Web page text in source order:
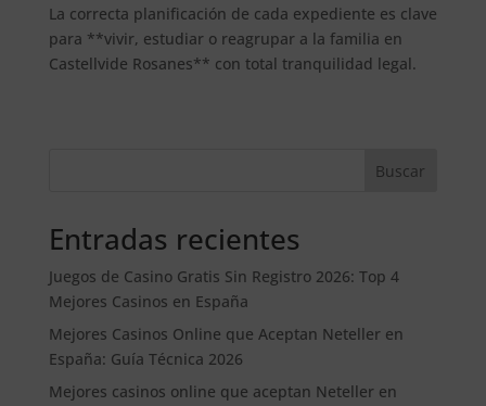
La correcta planificación de cada expediente es clave
para **vivir, estudiar o reagrupar a la familia en
Castellvide Rosanes** con total tranquilidad legal.
Buscar
Entradas recientes
Juegos de Casino Gratis Sin Registro 2026: Top 4
Mejores Casinos en España
Mejores Casinos Online que Aceptan Neteller en
España: Guía Técnica 2026
Mejores casinos online que aceptan Neteller en